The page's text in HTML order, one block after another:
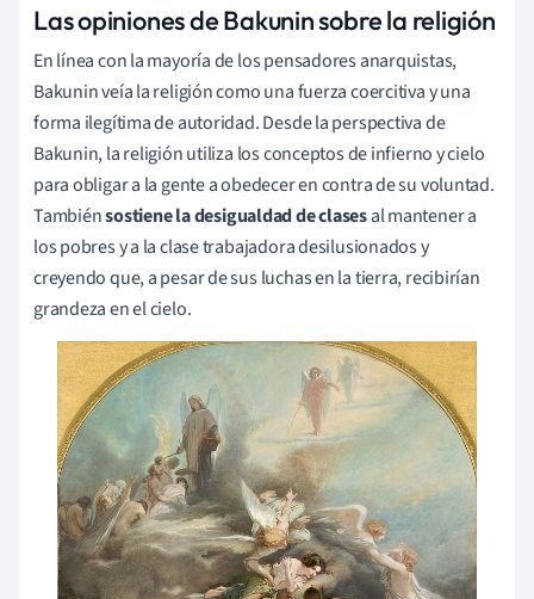
Las opiniones de Bakunin sobre la religión
En línea con la mayoría de los pensadores anarquistas,
Bakunin veía la religión como una fuerza coercitiva y una
forma ilegítima de autoridad. Desde la perspectiva de
Bakunin, la religión utiliza los conceptos de infierno y cielo
para obligar a la gente a obedecer en contra de su voluntad.
Tambiénsostiene la desigualdad de clasesal mantener a
los pobres y a la clase trabajadora desilusionados y
creyendo que, a pesar de sus luchas en la tierra, recibirían
grandeza en el cielo.